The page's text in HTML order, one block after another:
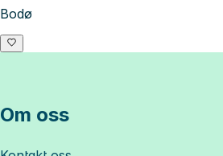
Bodø
Om oss